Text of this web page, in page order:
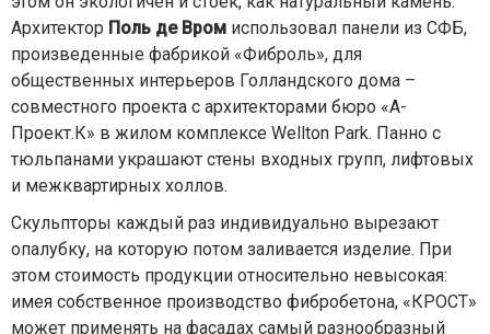
Архитектор Поль де Вром использовал панели из СФБ,
произведенные фабрикой «Фиброль», для
общественных интерьеров Голландского дома –
совместного проекта с архитекторами бюро «А-
Проект.К» в жилом комплексе Wellton Park. Панно с
тюльпанами украшают стены входных групп, лифтовых
и межквартирных холлов.
Скульпторы каждый раз индивидуально вырезают
опалубку, на которую потом заливается изделие. При
этом стоимость продукции относительно невысокая:
имея собственное производство фибробетона, «КРОСТ»
может применять на фасадах самый разнообразный